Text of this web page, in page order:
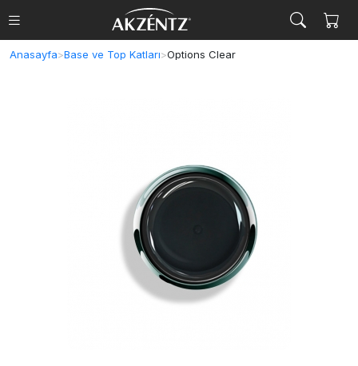
Anasayfa>Base ve Top Katları>Options Clear